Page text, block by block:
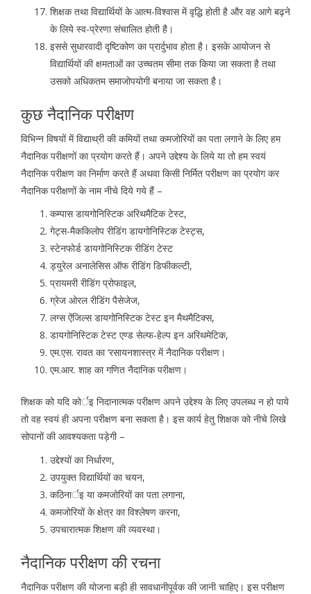
शिक्षक तथा विद्यार्थियों के आत्म-विश्वास में वृद्धि होती है और वह आगे बढ़ने
के लिये स्व-प्रेरणा संचालित होती है।
इससे सुधारवादी दृष्टिकोण का प्रार्दुभाव होता है। इसके आयोजन से
विद्यार्थियों की क्षमताओं का उच्चतम सीमा तक किया जा सकता है तथा
उसको अधिकतम समाजोपयोगी बनाया जा सकता है।
कुछ नैदानिक परीक्षण
विभिन्न विषयों में विद्याथ्री की कमियों तथा कमजोरियों का पता लगाने के लिए हम
नैदानिक परीक्षणों का प्रयोग करते हैं। अपने उद्देश्य के लिये या तो हम स्वयं
नैदानिक परीक्षण का निर्माण करते हैं अथवा किसी निर्मित परीक्षण का प्रयोग कर
नैदानिक परीक्षणों के नाम नीचे दिये गये हैं –
कम्पास डायगोनिस्टिक अरिथमैटिक टेस्ट,
गेट्स-मैककिलोप रीडिंग डायगोनिस्टिक टेस्ट्स,
स्टेनफोर्ड डायगोनिस्टिक रीडिंग टेस्ट
ड्युरेल अनालेसिस ऑफ रीडिंग डिफीकल्टी,
प्रायमरी रीडिंग प्रोफाइल,
ग्रेज ओरल रीडिंग पैसेजेज,
लग्स ऐंजिल्स डायगोनिस्टिक टेस्ट इन मैथमैटिक्स,
डायगोनिस्टिक टेस्ट एण्ड सेल्फ-हेल्प इन अरिथमेटिक,
एम.एस. रावत का ‘रसायनशास्त्र में नैदानिक परीक्षण।
एम.आर. शाह का गणित नैदानिक परीक्षण।
शिक्षक को यदि कोर्इ निदानात्मक परीक्षण अपने उद्देश्य के लिए उपलब्ध न हो पाये
तो वह स्वयं ही अपना परीक्षण बना सकता है। इस कार्य हेतु शिक्षक को नीचे लिखे
सोपानों की आवश्यकता पड़ेगी –
उद्देश्यों का निर्धारण,
उपयुक्त विद्यार्थियों का चयन,
कठिनार्इ या कमजोरियों का पता लगाना,
कमजोरियों के क्षेत्र का विश्लेषण करना,
उपचारात्मक शिक्षण की व्यवस्था।
नैदानिक परीक्षण की रचना
नैदानिक परीक्षण की योजना बड़ी ही सावधानीपूर्वक की जानी चाहिए। इस परीक्षण